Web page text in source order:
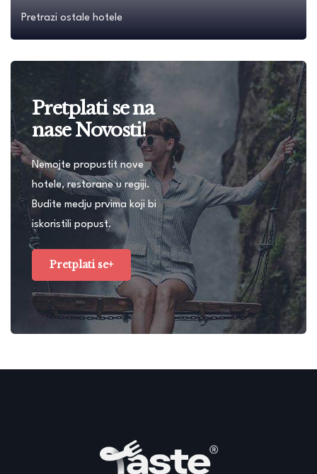
Pretrazi ostale hotele
Pretplati se na
nase Novosti!
Nemojte propustit nove
hotele, restorane u regiji.
Budite medju prvima koji bi
iskoristili popust.
Pretplati se+